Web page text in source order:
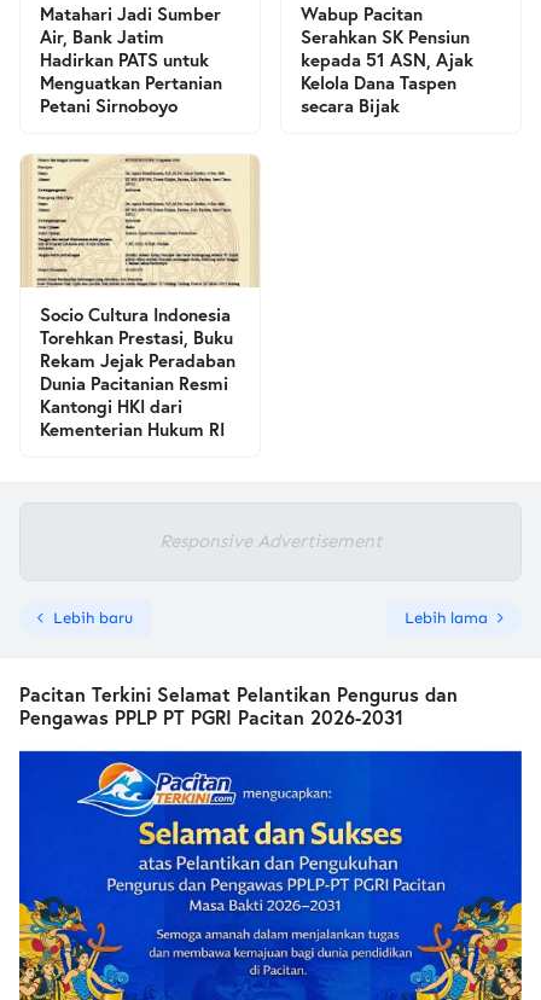
Matahari Jadi Sumber
Air, Bank Jatim
Hadirkan PATS untuk
Menguatkan Pertanian
Petani Sirnoboyo
Wabup Pacitan
Serahkan SK Pensiun
kepada 51 ASN, Ajak
Kelola Dana Taspen
secara Bijak
Socio Cultura Indonesia
Torehkan Prestasi, Buku
Rekam Jejak Peradaban
Dunia Pacitanian Resmi
Kantongi HKI dari
Kementerian Hukum RI
Responsive Advertisement
Lebih baru Lebih lama
Pacitan Terkini Selamat Pelantikan Pengurus dan
Pengawas PPLP PT PGRI Pacitan 2026-2031